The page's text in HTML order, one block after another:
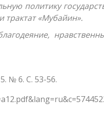
политику
трактат «Мубайин».
№ 6. С. 53-56.